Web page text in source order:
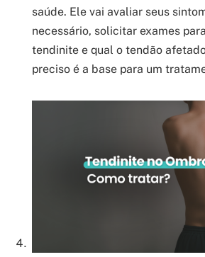
saúde. Ele vai avaliar seus
necessário, solicitar exames
tendinite e qual o tendão
preciso é a base para um